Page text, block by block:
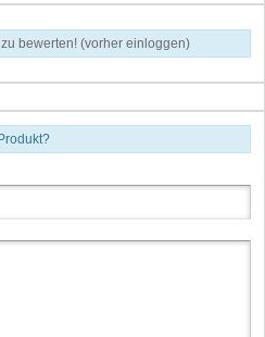
bewerten! (vorher einloggen)